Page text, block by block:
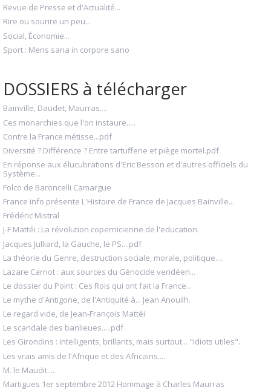
Revue de Presse et d'Actualité...
Rire ou sourire un peu...
Social, Économie...
Sport : Mens sana in corpore sano
DOSSIERS à télécharger
Bainville, Daudet, Maurras....
Ces monarchies que l'on instaure.....
Contre la France métisse...pdf
Diversité ? Différence ? Entre tartufferie et piège mortel.pdf
En réponse aux élucubrations d'Eric Besson et d'autres officiels du
Système...
Folco de Baroncelli Camargue
France info présente L'Histoire de France de Jacques Bainville...
Frédéric Mistral
J-F Mattéi : La révolution copernicienne de l'education.
Jacques Julliard, la Gauche, le PS....pdf
La théorie du Genre, destruction sociale, morale, politique....
Lazare Carnot : aux sources du Génocide vendéen...
Le dossier du Point : Ces Rois qui ont fait la France...
Le mythe d'Antigone, de l'Antiquité à... Jean Anouilh.
Le regard vide, de Jean-François Mattéi
Le scandale des banlieues.....pdf
Les Girondins : intelligents, brillants, mais surtout... "idiots utiles".
Les vrais amis de l'Afrique et des Africains.....
M. le Maudit....
Martigues 1er septembre 2012 Hommage à Charles Maurras